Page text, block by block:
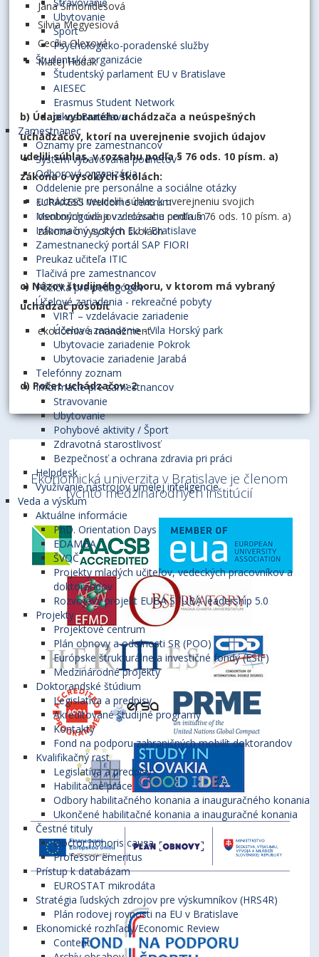
Ubytovanie
Šport
Psychologicko-poradenské služby
Študentské organizácie
Študentský parlament EU v Bratislave
AIESEC
Erasmus Student Network
oikos Bratislava
Zamestnanec
Oznamy pre zamestnancov
Systém vybavovania podnetov
Odborová organizácia
Oddelenie pre personálne a sociálne otázky
EURAXESS Welcome centrum
Mentoringové a vzdelávacie centrum
Informačný systém EU v Bratislave
Zamestnanecký portál SAP FIORI
Preukaz učiteľa ITIC
Tlačivá pre zamestnancov
Pôžička pre pedagógov
Účelové zariadenia - rekreačné pobyty
VIRT – vzdelávacie zariadenie
Účelové zariadenie - Vila Horský park
Ubytovacie zariadenie Pokrok
Ubytovacie zariadenie Jarabá
Telefónny zoznam
Informácie pre zamestnancov
Stravovanie
Ubytovanie
Pohybové aktivity / Šport
Zdravotná starostlivosť
Bezpečnosť a ochrana zdravia pri práci
Helpdesk
Využívanie nástrojov umelej inteligencie
Veda a výskum
Aktuálne informácie
PhD. Orientation Days
EDAMBA
ŠVOČ
Projekty mladých učiteľov, vedeckých pracovníkov a
doktorandov
Rozvojový projekt EUBA STUBA leadership 5.0
Projekty
Projektové centrum
Plán obnovy a odolnosti SR (POO)
Európske štrukturálne a investičné fondy (EŠIF)
Medzinárodné projekty
Doktorandské štúdium
Legislatíva a predpisy
Akreditované študijné programy
Kontakty
Fond na podporu zahraničných mobilít doktorandov
Kvalifikačný rast
Legislatíva a predpisy
Habilitačné práce
Odbory habilitačného konania a inauguračného konania
Ukončené habilitačné konania a inauguračné konania
Čestné tituly
Doctor honoris causa
Professor emeritus
Prístup k databázam
EUROSTAT mikrodáta
Stratégia ľudských zdrojov pre výskumníkov (HRS4R)
Plán rodovej rovnosti na EU v Bratislave
Ekonomické rozhľady/Economic Review
Content
Jana Simonidesová
Silvia Megyesiová
Cecília Olexová
Matej Hudák
b) Údaje vybraného uchádzača a neúspešných
uchádzačov, ktorí na uverejnenie svojich údajov
udelili súhlas, v rozsahu podľa § 76 ods. 10 písm. a)
zákona o vysokých školách:
uchádzači neudelili súhlas k uverejneniu svojich
osobných údajov v rozsahu podľa § 76 ods. 10 písm. a)
zákona o vysokých školách
c) Názov študijného odboru, v ktorom má vybraný
uchádzač pôsobiť
ekonómia a manažment
d) Počet uchádzačov: 2
Ekonomická univerzita v Bratislave je členom
týchto medzinárodných inštitúcií